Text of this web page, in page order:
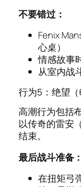
不要错过：
Fenix
心桌）
情感故事
从室内战
行为5：绝望（
高潮行为包括
以传奇的雷安
结束。
最后战斗准备：
在扭矩弓